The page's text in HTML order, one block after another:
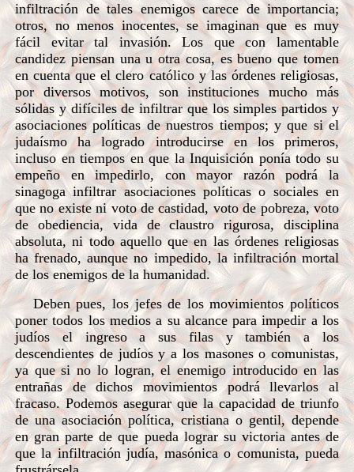
infiltración de tales enemigos carece de importancia;
otros, no menos inocentes, se imaginan que es muy
fácil evitar tal invasión. Los que con lamentable
candidez piensan una u otra cosa, es bueno que tomen
en cuenta que el clero católico y las órdenes religiosas,
por diversos motivos, son instituciones mucho más
sólidas y difíciles de infiltrar que los simples partidos y
asociaciones políticas de nuestros tiempos; y que si el
judaísmo ha logrado introducirse en los primeros,
incluso en tiempos en que la Inquisición ponía todo su
empeño en impedirlo, con mayor razón podrá la
sinagoga infiltrar asociaciones políticas o sociales en
que no existe ni voto de castidad, voto de pobreza, voto
de obediencia, vida de claustro rigurosa, disciplina
absoluta, ni todo aquello que en las órdenes religiosas
ha frenado, aunque no impedido, la infiltración mortal
de los enemigos de la humanidad.
Deben pues, los jefes de los movimientos políticos
poner todos los medios a su alcance para impedir a los
judíos el ingreso a sus filas y también a los
descendientes de judíos y a los masones o comunistas,
ya que si no lo logran, el enemigo introducido en las
entrañas de dichos movimientos podrá llevarlos al
fracaso. Podemos asegurar que la capacidad de triunfo
de una asociación política, cristiana o gentil, depende
en gran parte de que pueda lograr su victoria antes de
que la infiltración judía, masónica o comunista, pueda